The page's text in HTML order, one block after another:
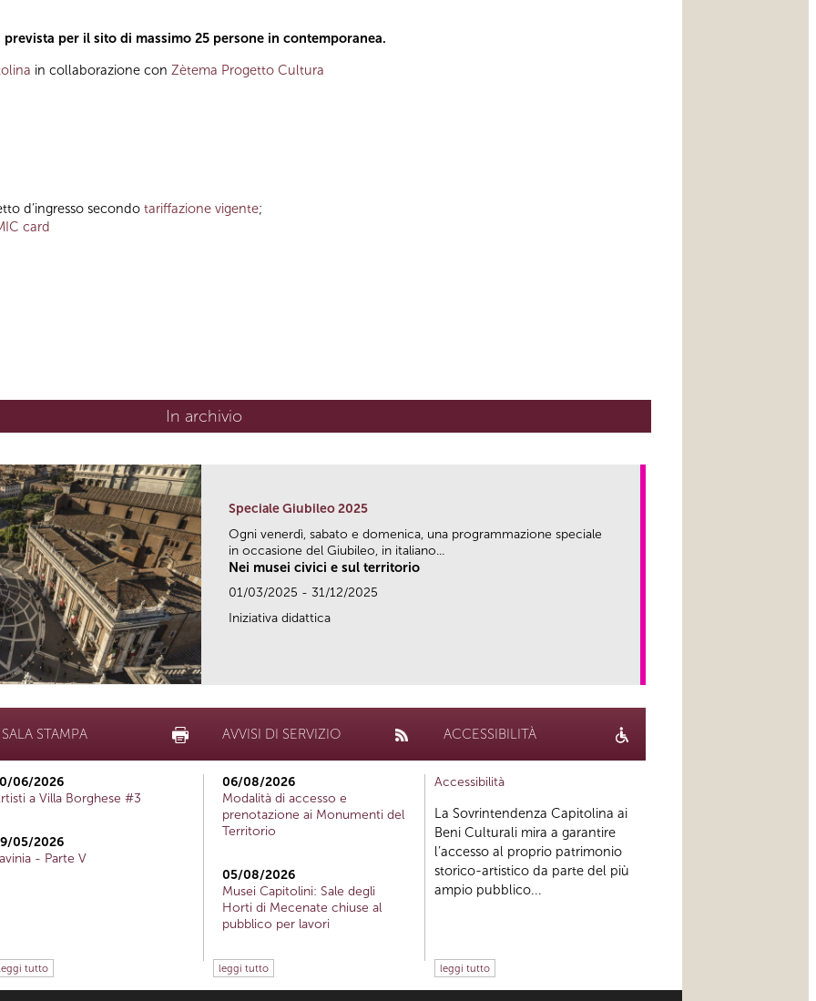
per il sito di massimo 25 persone in contemporanea.
in collaborazione con Zètema Progetto Cultura
d’ingresso secondo tariffazione vigente;
card
In archivio
Speciale Giubileo 2025
Ogni venerdì, sabato e domenica, una programmazione speciale
in occasione del Giubileo, in italiano...
Nei musei civici e sul territorio
01/03/2025 - 31/12/2025
Iniziativa didattica
SALA STAMPA
06/2026
a Villa Borghese #3
05/2026
- Parte V
tutto
AVVISI DI SERVIZIO
06/08/2026
Modalità di accesso e
prenotazione ai Monumenti del
Territorio
05/08/2026
Musei Capitolini: Sale degli
Horti di Mecenate chiuse al
pubblico per lavori
leggi tutto
ACCESSIBILITÀ
Accessibilità
La Sovrintendenza Capitolina ai
Beni Culturali mira a garantire
l’accesso al proprio patrimonio
storico-artistico da parte del più
ampio pubblico...
leggi tutto